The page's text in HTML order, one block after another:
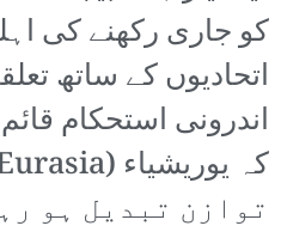
کو جاری رکھنے کی
اتحادیوں کے ساتھ
اندرونی استحکام
توازن تبدیل ہو